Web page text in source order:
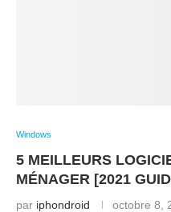
Windows
5 MEILLEURS
MÉNAGER [2021
par iphondroid octobre 8,